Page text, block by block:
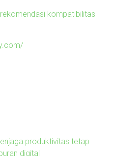
kompatibilitas
produktivitas tetap
digital